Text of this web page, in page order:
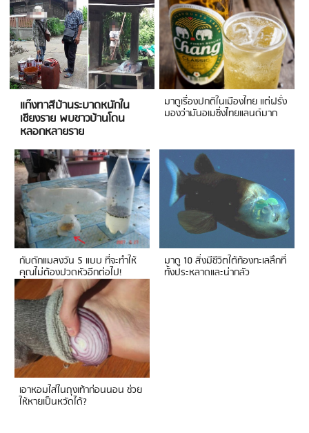
แก๊งทาสีบ้านระบาดหนักใน
เชียงราย พบชาวบ้านโดน
หลอกหลายราย
มาดูเรื่องปกติในเมืองไทย แต่ฝรั่ง
มองว่ามันอเมซิ่งไทยแลนด์มาก
กับดักแมลงวัน 5 แบบ ที่จะทำให้
คุณไม่ต้องปวดหัวอีกต่อไป!
มาดู 10 สิ่งมีชีวิตใต้ท้องทะเลลึกที่
ทั้งประหลาดและน่ากลัว
เอาหอมใส่ในถุงเท้าก่อนนอน ช่วย
ให้หายเป็นหวัดได้?